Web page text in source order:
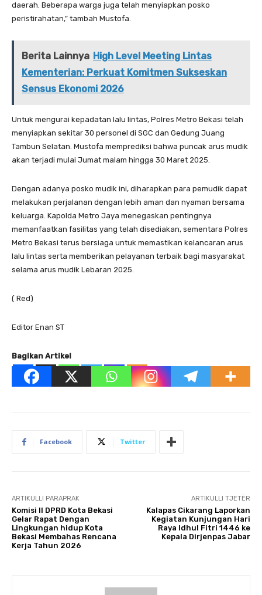
daerah. Beberapa warga juga telah menyiapkan posko
peristirahatan,” tambah Mustofa.
Berita Lainnya High Level Meeting Lintas
Kementerian: Perkuat Komitmen Sukseskan
Sensus Ekonomi 2026
Untuk mengurai kepadatan lalu lintas, Polres Metro Bekasi telah
menyiapkan sekitar 30 personel di SGC dan Gedung Juang
Tambun Selatan. Mustofa memprediksi bahwa puncak arus mudik
akan terjadi mulai Jumat malam hingga 30 Maret 2025.
Dengan adanya posko mudik ini, diharapkan para pemudik dapat
melakukan perjalanan dengan lebih aman dan nyaman bersama
keluarga. Kapolda Metro Jaya menegaskan pentingnya
memanfaatkan fasilitas yang telah disediakan, sementara Polres
Metro Bekasi terus bersiaga untuk memastikan kelancaran arus
lalu lintas serta memberikan pelayanan terbaik bagi masyarakat
selama arus mudik Lebaran 2025.
( Red)
Editor Enan ST
Bagikan Artikel
Facebook Twitter
ARTIKULLI PARAPRAK
Komisi II DPRD Kota Bekasi
Gelar Rapat Dengan
Lingkungan hidup Kota
Bekasi Membahas Rencana
Kerja Tahun 2026
ARTIKULLI TJETËR
Kalapas Cikarang Laporkan
Kegiatan Kunjungan Hari
Raya Idhul Fitri 1446 ke
Kepala Dirjenpas Jabar